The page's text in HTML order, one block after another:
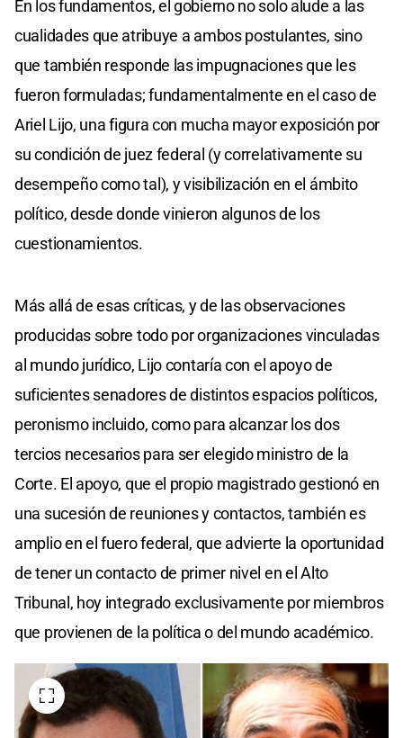
En los fundamentos, el gobierno no solo alude a las
cualidades que atribuye a ambos postulantes, sino
que también responde las impugnaciones que les
fueron formuladas; fundamentalmente en el caso de
Ariel Lijo, una figura con mucha mayor exposición por
su condición de juez federal (y correlativamente su
desempeño como tal), y visibilización en el ámbito
político, desde donde vinieron algunos de los
cuestionamientos.
Más allá de esas críticas, y de las observaciones
producidas sobre todo por organizaciones vinculadas
al mundo jurídico, Lijo contaría con el apoyo de
suficientes senadores de distintos espacios políticos,
peronismo incluido, como para alcanzar los dos
tercios necesarios para ser elegido ministro de la
Corte. El apoyo, que el propio magistrado gestionó en
una sucesión de reuniones y contactos, también es
amplio en el fuero federal, que advierte la oportunidad
de tener un contacto de primer nivel en el Alto
Tribunal, hoy integrado exclusivamente por miembros
que provienen de la política o del mundo académico.